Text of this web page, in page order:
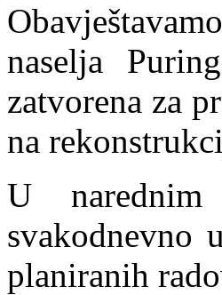
naselja
zatvorena za
na
U
svakodnevno
planiranih